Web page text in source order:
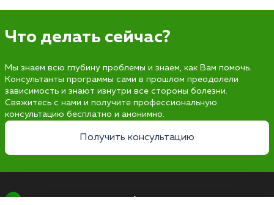
Что делать сейчас?
Мы знаем всю глубину проблемы и знаем, как Вам помочь.
Консультанты программы сами в прошлом преодолели
зависимость и знают изнутри все стороны болезни.
Свяжитесь с нами и получите профессиональную
консультацию бесплатно и анонимно.
Получить консультацию